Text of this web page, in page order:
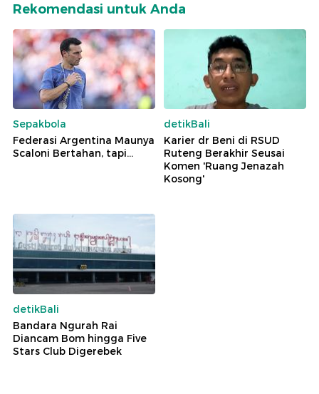
Rekomendasi untuk Anda
Sepakbola
Federasi Argentina Maunya
Scaloni Bertahan, tapi...
detikBali
Karier dr Beni di RSUD
Ruteng Berakhir Seusai
Komen 'Ruang Jenazah
Kosong'
detikBali
Bandara Ngurah Rai
Diancam Bom hingga Five
Stars Club Digerebek